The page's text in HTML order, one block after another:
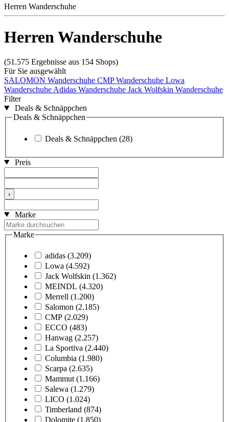
Herren Wanderschuhe
Herren Wanderschuhe
(51.575 Ergebnisse aus 154 Shops)
Für Sie ausgewählt
SALOMON Wanderschuhe CMP Wanderschuhe Lowa
Wanderschuhe Adidas Wanderschuhe Jack Wolfskin Wanderschuhe
Filter
Deals & Schnäppchen
Deals & Schnäppchen
Deals & Schnäppchen (28)
Preis
›
Marke
Marke
adidas (3.209)
Lowa (4.592)
Jack Wolfskin (1.362)
MEINDL (4.320)
Merrell (1.200)
Salomon (2.185)
CMP (2.029)
ECCO (483)
Hanwag (2.257)
La Sportiva (2.440)
Columbia (1.980)
Scarpa (2.635)
Mammut (1.166)
Salewa (1.279)
LICO (1.024)
Timberland (874)
Dolomite (1.850)